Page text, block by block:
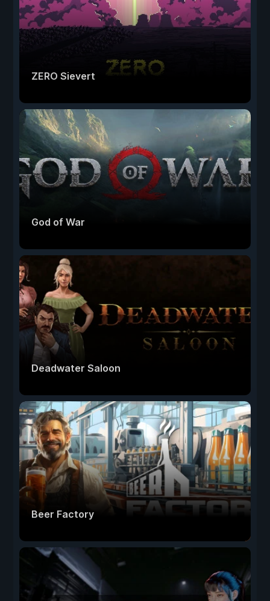
ZERO Sievert
God of War
Deadwater Saloon
Beer Factory